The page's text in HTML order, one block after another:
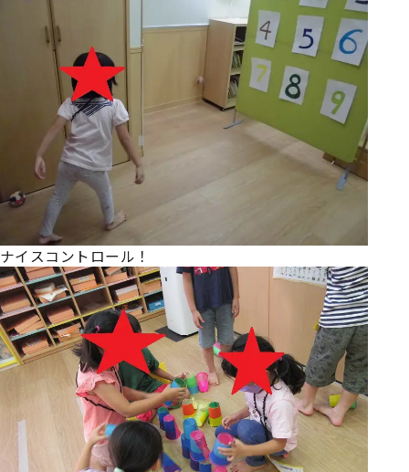
ナイスコントロール！